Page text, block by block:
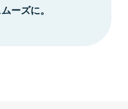
ーズに。